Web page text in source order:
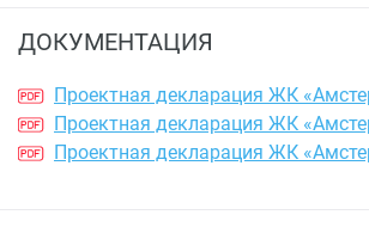
ДОКУМЕНТАЦИЯ
Проектная декларация ЖК
Проектная декларация ЖК
Проектная декларация ЖК